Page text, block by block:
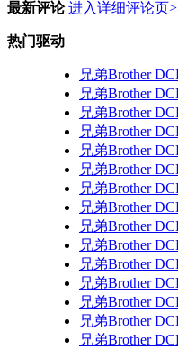
最新评论 进入详细评论页
热门驱动
兄弟Brother
兄弟Brother
兄弟Brother
兄弟Brother
兄弟Brother
兄弟Brother
兄弟Brother
兄弟Brother
兄弟Brother
兄弟Brother
兄弟Brother
兄弟Brother
兄弟Brother
兄弟Brother
兄弟Brother